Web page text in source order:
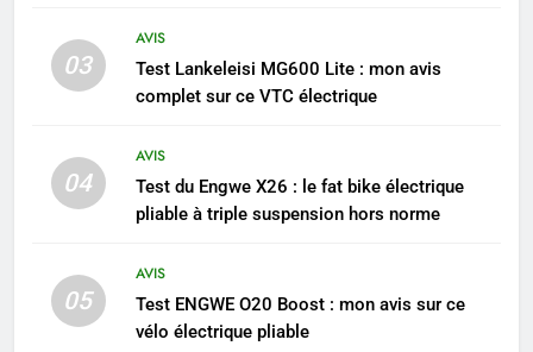
03
AVIS
Test Lankeleisi MG600 Lite : mon avis
complet sur ce VTC électrique
04
AVIS
Test du Engwe X26 : le fat bike électrique
pliable à triple suspension hors norme
05
AVIS
Test ENGWE O20 Boost : mon avis sur ce
vélo électrique pliable